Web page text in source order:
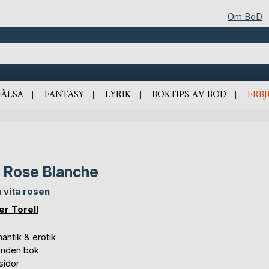
Om BoD
FANTASY LYRIK BOKTIPS AV BOD
Rose Blanche
vita rosen
Torell
& erotik
bok